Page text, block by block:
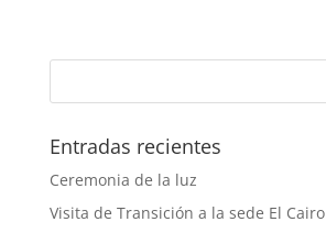
Entradas recientes
Ceremonia de la luz
Visita de Transición a la sede El Cairo